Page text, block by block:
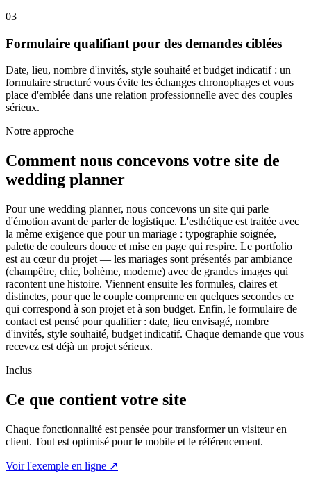
03
Formulaire qualifiant pour des demandes ciblées
Date, lieu, nombre d'invités, style souhaité et budget indicatif : un
formulaire structuré vous évite les échanges chronophages et vous
place d'emblée dans une relation professionnelle avec des couples
sérieux.
Notre approche
Comment nous concevons votre site de
wedding planner
Pour une wedding planner, nous concevons un site qui parle
d'émotion avant de parler de logistique. L'esthétique est traitée avec
la même exigence que pour un mariage : typographie soignée,
palette de couleurs douce et mise en page qui respire. Le portfolio
est au cœur du projet — les mariages sont présentés par ambiance
(champêtre, chic, bohème, moderne) avec de grandes images qui
racontent une histoire. Viennent ensuite les formules, claires et
distinctes, pour que le couple comprenne en quelques secondes ce
qui correspond à son projet et à son budget. Enfin, le formulaire de
contact est pensé pour qualifier : date, lieu envisagé, nombre
d'invités, style souhaité, budget indicatif. Chaque demande que vous
recevez est déjà un projet sérieux.
Inclus
Ce que contient votre site
Chaque fonctionnalité est pensée pour transformer un visiteur en
client. Tout est optimisé pour le mobile et le référencement.
Voir l'exemple en ligne ↗